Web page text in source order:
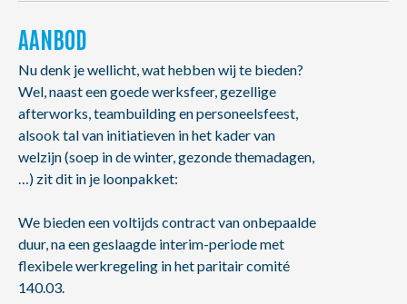
AANBOD
Nu denk je wellicht, wat hebben wij te bieden?
Wel, naast een goede werksfeer, gezellige
afterworks, teambuilding en personeelsfeest,
alsook tal van initiatieven in het kader van
welzijn (soep in de winter, gezonde themadagen,
…) zit dit in je loonpakket:
We bieden een voltijds contract van onbepaalde
duur, na een geslaagde interim-periode met
flexibele werkregeling in het paritair comité
140.03.